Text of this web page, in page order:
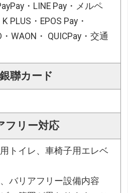
・LINE Pay・メルペ
PLUS・EPOS Pay・
WAON・ QUICPay・交通
聯カード
フリー対応
トイレ、車椅子用エレベ
バリアフリー設備内容